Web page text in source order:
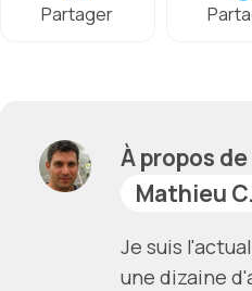
Partager
À propos de
Mathieu C.
Je suis
une dizaine